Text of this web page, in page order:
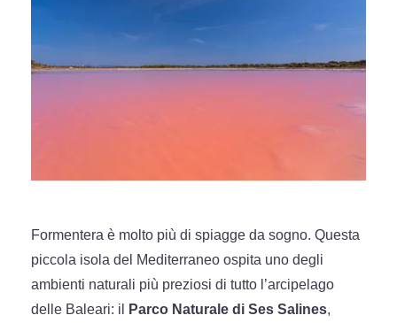
Formentera è molto più di spiagge da sogno. Questa
piccola isola del Mediterraneo ospita uno degli
ambienti naturali più preziosi di tutto l’arcipelago
delle Baleari: il Parco Naturale di Ses Salines,